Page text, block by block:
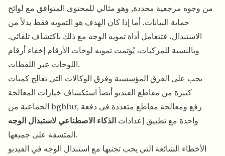
من وجوه مرجعية محددة, وهو مثالي للمحتوى المتوافق مع لوائح
حماية البيانات. أما إذا كان الهدف هو التمويه فقط بدلاً من
الاستبدال، فتتعامل أداة تمويه الوجه مع ذلك باكتشاف تلقائي.
وبالنسبة للمركبات، يُؤتمت تمويه لوحات الأرقام إخفاء أرقام
اللوحات عبر اللقطات.
يجب على الفرق المؤسسية وفرق الوكالات التي تعالج كميات
كبيرة من مقاطع الفيديو أيضاً استكشاف خيارات المعالجة
الجماعية من bgblur, رفع ومعالجة مقاطع متعددة في دفعة
واحدة مع تطبيق إعدادات الذكاء الاصطناعي لاستبدال الوجه
المتسقة على جميعها.
الأخطاء الشائعة التي يجب تجنبها مع استبدال الوجه في الفيديو